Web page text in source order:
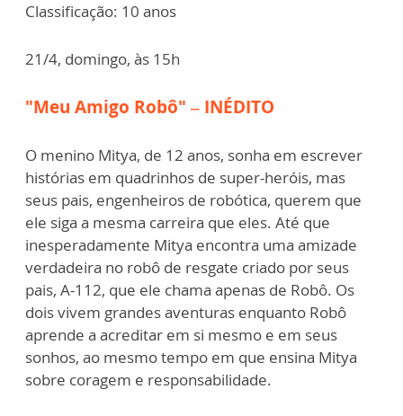
Classificação: 10 anos
21/4, domingo, às 15h
"Meu Amigo Robô" – INÉDITO
O menino Mitya, de 12 anos, sonha em escrever
histórias em quadrinhos de super-heróis, mas
seus pais, engenheiros de robótica, querem que
ele siga a mesma carreira que eles. Até que
inesperadamente Mitya encontra uma amizade
verdadeira no robô de resgate criado por seus
pais, A-112, que ele chama apenas de Robô. Os
dois vivem grandes aventuras enquanto Robô
aprende a acreditar em si mesmo e em seus
sonhos, ao mesmo tempo em que ensina Mitya
sobre coragem e responsabilidade.